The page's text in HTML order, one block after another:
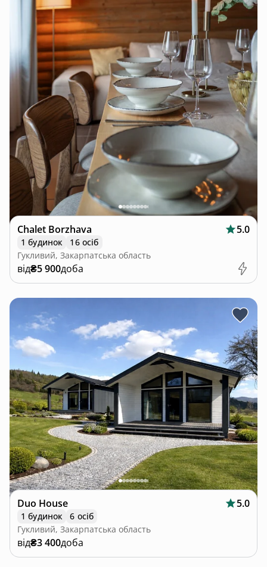
Chalet Borzhava 5.0
1 будинок
16 осіб
Гукливий, Закарпатська область
від₴5 900доба
Duo House 5.0
1 будинок
6 осіб
Гукливий, Закарпатська область
від₴3 400доба